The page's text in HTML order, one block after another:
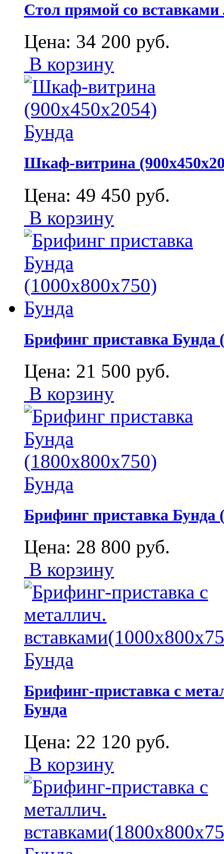
Стол прямой со
Цена: 34 200 руб.
В корзину
Шкаф-витрина
Цена: 49 450 руб.
В корзину
Брифинг приставка Бунда
Цена: 21 500 руб.
В корзину
Брифинг приставка Бунда
Цена: 28 800 руб.
В корзину
Брифинг-приставка с
Бунда
Цена: 22 120 руб.
В корзину